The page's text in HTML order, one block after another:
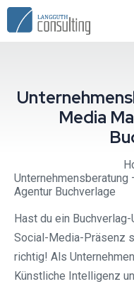
Media
Agentur Buchverlage
Hast du ein
Social-Media-Präsenz
richtig! Als
Künstliche Intelligenz